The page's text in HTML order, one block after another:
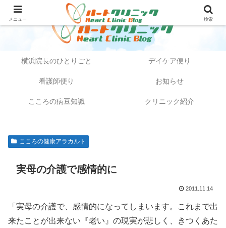
横浜院長のひとりごと デイケア便り
看護師便り お知らせ
こころの病豆知識 クリニック紹介
こころの健康アラカルト
実母の介護で感情的に
2011.11.14
「実母の介護で、感情的になってしまいます。これまで出
来たことが出来ない『老い』の現実が悲しく、きつくあた
メニュー 検索